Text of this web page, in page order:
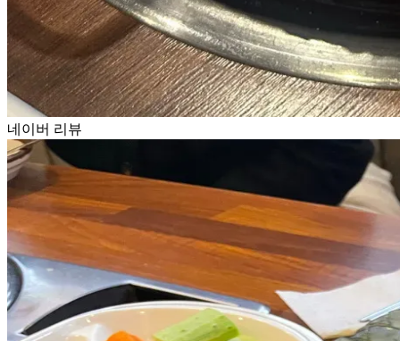
네이버 리뷰